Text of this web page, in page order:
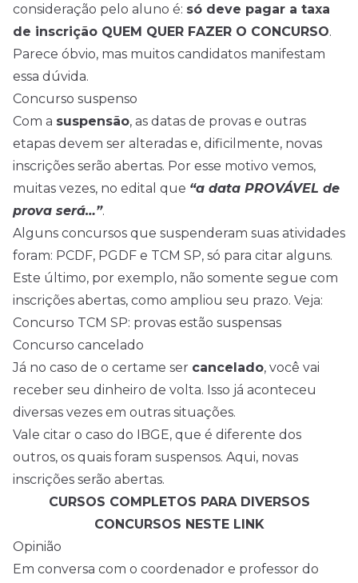
consideração pelo aluno é: só deve pagar a taxa
de inscrição QUEM QUER FAZER O CONCURSO.
Parece óbvio, mas muitos candidatos manifestam
essa dúvida.
Concurso suspenso
Com a suspensão, as datas de provas e outras
etapas devem ser alteradas e, dificilmente, novas
inscrições serão abertas. Por esse motivo vemos,
muitas vezes, no edital que “a data PROVÁVEL de
prova será…”.
Alguns concursos que suspenderam suas atividades
foram: PCDF, PGDF e TCM SP, só para citar alguns.
Este último, por exemplo, não somente segue com
inscrições abertas, como ampliou seu prazo. Veja:
Concurso TCM SP: provas estão suspensas
Concurso cancelado
Já no caso de o certame ser cancelado, você vai
receber seu dinheiro de volta. Isso já aconteceu
diversas vezes em outras situações.
Vale citar o caso do IBGE, que é diferente dos
outros, os quais foram suspensos. Aqui, novas
inscrições serão abertas.
CURSOS COMPLETOS PARA DIVERSOS
CONCURSOS NESTE LINK
Opinião
Em conversa com o coordenador e professor do